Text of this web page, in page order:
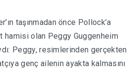
taşınmadan önce Pollock’a
hamisi olan Peggy Guggenheim
Peggy, resimlerinden gerçekten
genç ailenin ayakta kalmasını